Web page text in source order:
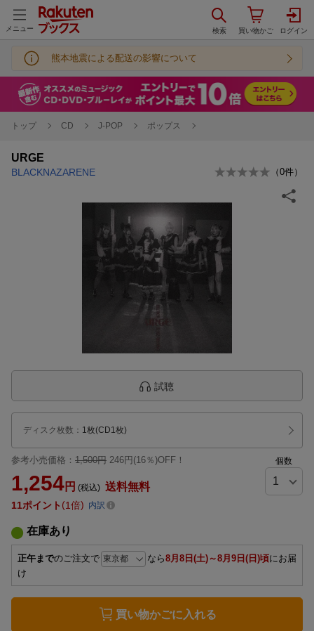
メニュー
熊本地震による配送の影響について
トップ CD J-POP ポップス
URGE
BLACKNAZARENE （0件）
試聴
ディスク枚数 ： 1枚(CD1枚)
参考小売価格： 1,500円 246円(16％)OFF！
1,254円 (税込) 送料無料
個数
11ポイント 1倍 内訳
在庫あり
正午までのご注文で なら8月8日(土)～8月9日(日)頃にお届
け
買い物かごに入れる